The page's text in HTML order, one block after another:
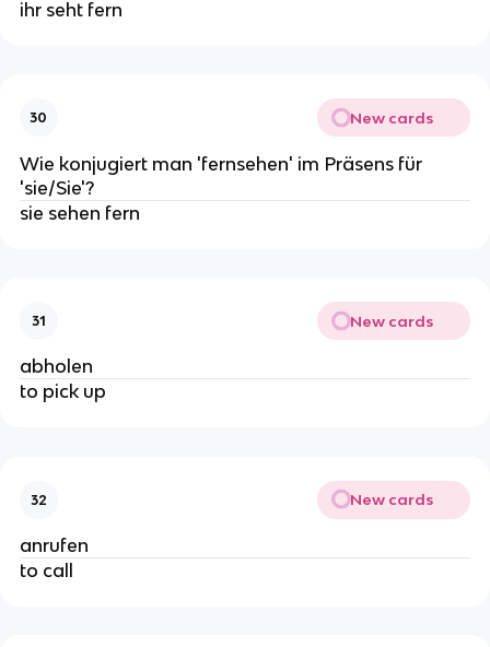
ihr seht fern
30 New cards
Wie konjugiert man 'fernsehen' im Präsens für
'sie/Sie'?
sie sehen fern
31 New cards
abholen
to pick up
32 New cards
anrufen
to call